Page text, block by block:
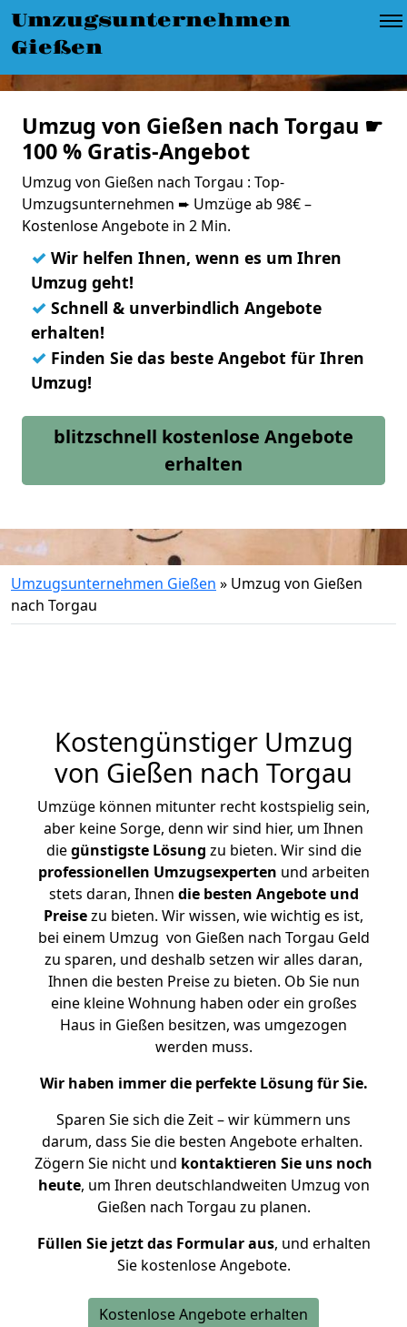
Umzugsunternehmen
Gießen
Umzug von Gießen nach Torgau ☛
100 % Gratis-Angebot
Umzug von Gießen nach Torgau : Top-
Umzugsunternehmen ➨ Umzüge ab 98€ –
Kostenlose Angebote in 2 Min.
✓ Wir helfen Ihnen, wenn es um Ihren
Umzug geht!
✓ Schnell & unverbindlich Angebote
erhalten!
✓ Finden Sie das beste Angebot für Ihren
Umzug!
blitzschnell kostenlose Angebote
erhalten
Umzugsunternehmen Gießen » Umzug von Gießen
nach Torgau
Kostengünstiger Umzug
von Gießen nach Torgau
Umzüge können mitunter recht kostspielig sein,
aber keine Sorge, denn wir sind hier, um Ihnen
diegünstigste Lösung zu bieten. Wir sind die
professionellen Umzugsexperten und arbeiten
stets daran, Ihnen die besten Angebote und
Preisezu bieten. Wir wissen, wie wichtig es ist,
bei einem Umzug von Gießen nach Torgau Geld
zu sparen, und deshalb setzen wir alles daran,
Ihnen die besten Preise zu bieten. Ob Sie nun
eine kleine Wohnung haben oder ein großes
Haus in Gießen besitzen, was umgezogen
werden muss.
Wir haben immer die perfekte Lösung für Sie.
Sparen Sie sich die Zeit – wir kümmern uns
darum, dass Sie die besten Angebote erhalten.
Zögern Sie nicht und kontaktieren Sie uns noch
heute, um Ihren deutschlandweiten Umzug von
Gießen nach Torgau zu planen.
Füllen Sie jetzt das Formular aus, und erhalten
Sie kostenlose Angebote.
Kostenlose Angebote erhalten